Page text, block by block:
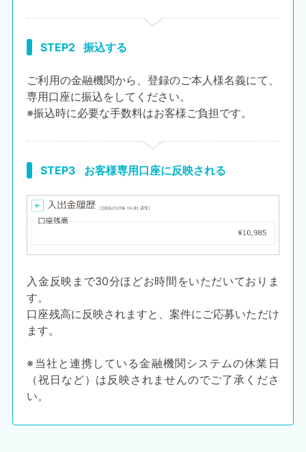
STEP2 振込する
ご利用の金融機関から、登録のご本人様名義にて、
専用口座に振込をしてください。​
※振込時に必要な手数料はお客様ご負担です。​
STEP3 お客様専用口座に反映される
入金反映まで30分ほどお時間をいただいておりま
す。
口座残高に反映されますと、案件にご応募いただけ
ます。​
※当社と連携している金融機関システムの休業日
（祝日など）は反映されませんのでご了承くださ
い。​